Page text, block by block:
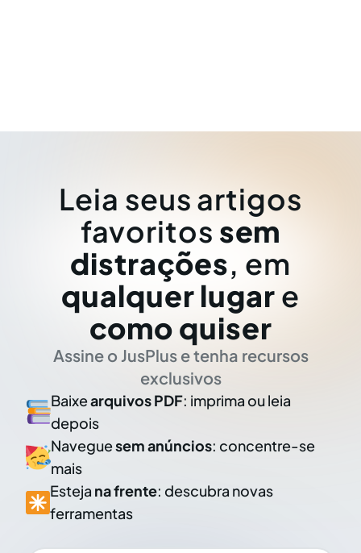
Leia seus artigos
favoritos sem
distrações, em
qualquer lugar e
como quiser
Assine o JusPlus e tenha recursos
exclusivos
Baixearquivos PDF: imprima ou leia
depois
Naveguesem anúncios: concentre-se
mais
Esteja na frente: descubra novas
ferramentas